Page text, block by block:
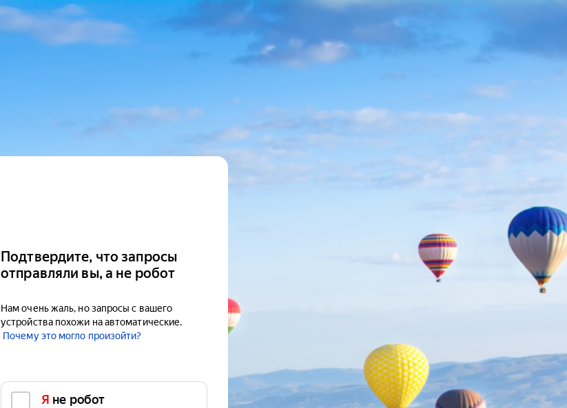
Подтвердите, что запросы
отправляли вы, а не робот
Нам очень жаль, но запросы с вашего
устройства похожи на автоматические.
Почему это могло произойти?
Я не робот